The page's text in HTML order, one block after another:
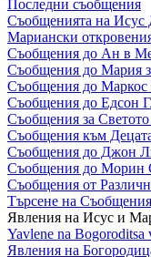
Последни съобщения
Съобщенията на Исус
Мариански
Съобщения до Ан в
Съобщения до Мария
Съобщения до
Съобщения до Едсон
Съобщения за
Съобщения към
Съобщения до Джон
Съобщения до
Съобщения от
Търсене на
Явления на Исус и
Yavlene na Bogoroditsa
Явления на